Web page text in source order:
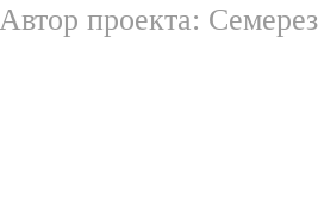
Автор проекта: